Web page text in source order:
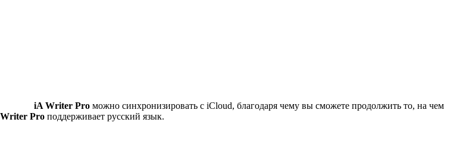
iA Writer Pro можно синхронизировать с iCloud, благодаря чему вы сможете продолжить то, на чем
Pro поддерживает русский язык.